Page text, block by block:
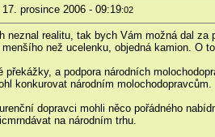
prosince 2006 - 09:19:02
neznal realitu, tak bych Vám možná dal
než ucelenku, objedná kamion. O
překážky, a podpora národních
konkurovat národním molochodopravcům.
dopravci mohli něco pořádného
na národním trhu.